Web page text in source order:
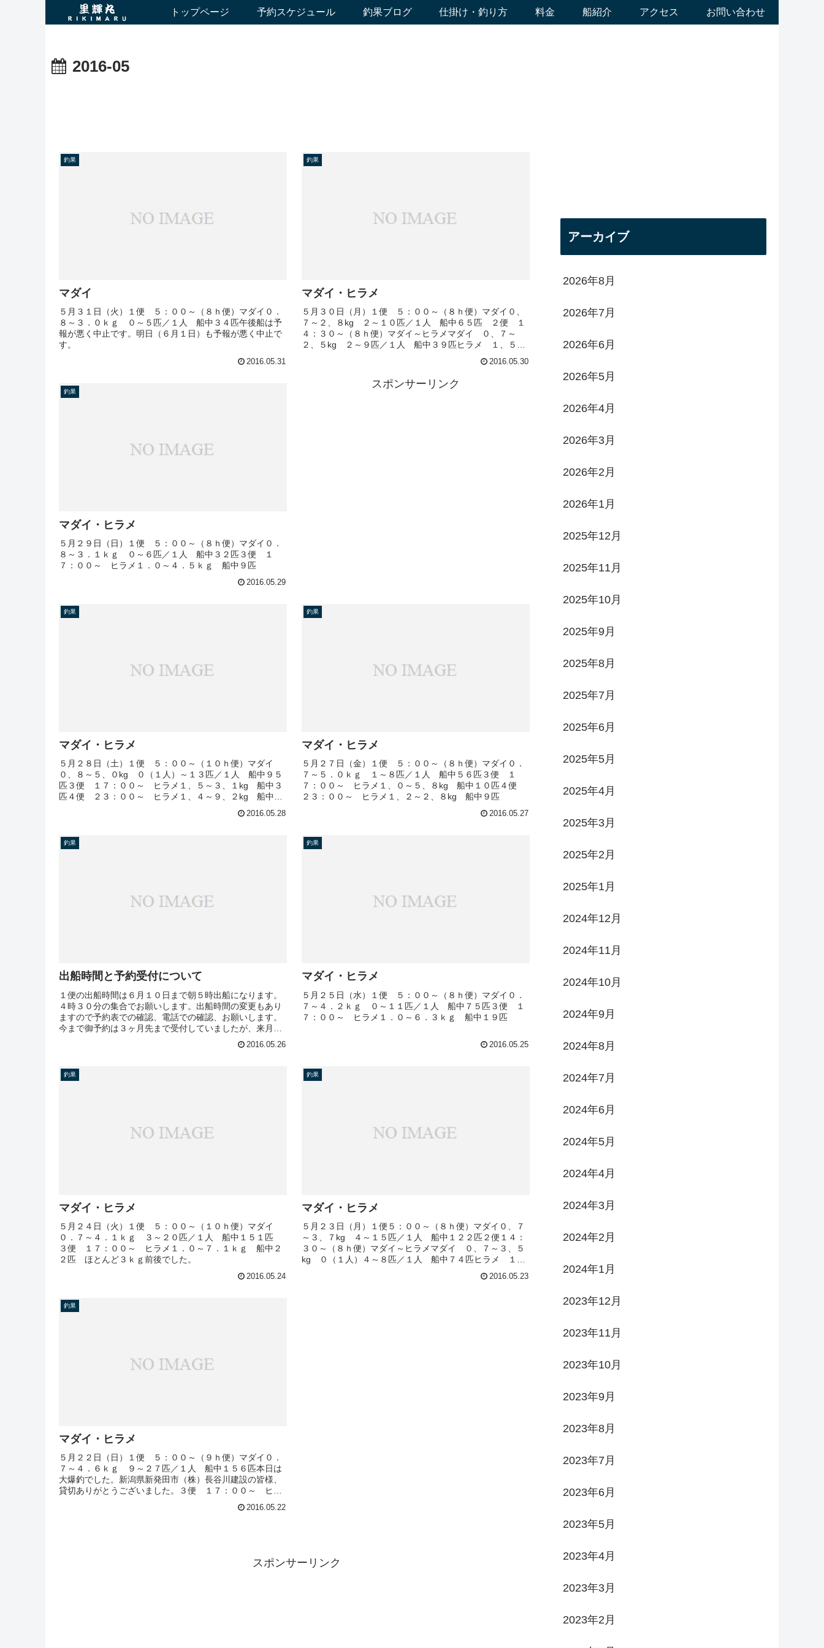
トップページ 予約スケジュール 釣果ブログ 仕掛け・釣り方 料金 船紹介 アクセス お問い合わせ
2016-05
釣果
マダイ
５月３１日（火）１便 ５：００～（８ｈ便）マダイ０．
８～３．０ｋｇ ０～５匹／１人 船中３４匹午後船は予
報が悪く中止です。明日（６月１日）も予報が悪く中止で
す。
2016.05.31
釣果
マダイ・ヒラメ
５月３０日（月）１便 ５：００～（８ｈ便）マダイ０、
７～２、８kg ２～１０匹／１人 船中６５匹 ２便 １
４：３０～（８ｈ便）マダイ～ヒラメマダイ ０、７～
２、５kg ２～９匹／１人 船中３９匹ヒラメ １、５～
2016.05.30
釣果
マダイ・ヒラメ
５月２９日（日）１便 ５：００～（８ｈ便）マダイ０．
８～３．１ｋｇ ０～６匹／１人 船中３２匹３便 １
７：００～ ヒラメ１．０～４．５ｋｇ 船中９匹
2016.05.29
スポンサーリンク
釣果
マダイ・ヒラメ
５月２８日（土）１便 ５：００～（１０ｈ便）マダイ
０、８～５、０kg ０（１人）～１３匹／１人 船中９５
匹３便 １７：００～ ヒラメ１、５～３、１kg 船中３
匹４便 ２３：００～ ヒラメ１、４～９、２kg 船中５
2016.05.28
釣果
マダイ・ヒラメ
５月２７日（金）１便 ５：００～（８ｈ便）マダイ０．
７～５．０ｋｇ １～８匹／１人 船中５６匹３便 １
７：００～ ヒラメ１、０～５、８kg 船中１０匹４便
２３：００～ ヒラメ１、２～２、８kg 船中９匹
2016.05.27
釣果
出船時間と予約受付について
１便の出船時間は６月１０日まで朝５時出船になります。
４時３０分の集合でお願いします。出船時間の変更もあり
ますので予約表での確認、電話での確認、お願いします。
今まで御予約は３ヶ月先まで受付していましたが、来月よ
2016.05.26
釣果
マダイ・ヒラメ
５月２５日（水）１便 ５：００～（８ｈ便）マダイ０．
７～４．２ｋｇ ０～１１匹／１人 船中７５匹３便 １
７：００～ ヒラメ１．０～６．３ｋｇ 船中１９匹
2016.05.25
釣果
マダイ・ヒラメ
５月２４日（火）１便 ５：００～（１０ｈ便）マダイ
０．７～４．１ｋｇ ３～２０匹／１人 船中１５１匹
３便 １７：００～ ヒラメ１．０～７．１ｋｇ 船中２
２匹 ほとんど３ｋｇ前後でした。
2016.05.24
釣果
マダイ・ヒラメ
５月２３日（月）１便５：００～（８ｈ便）マダイ０、７
～３、７kg ４～１５匹／１人 船中１２２匹２便１４：
３０～（８ｈ便）マダイ～ヒラメマダイ ０、７～３、５
kg ０（１人）４～８匹／１人 船中７４匹ヒラメ １、
2016.05.23
釣果
マダイ・ヒラメ
５月２２日（日）１便 ５：００～（９ｈ便）マダイ０．
７～４．６ｋｇ ９～２７匹／１人 船中１５６匹本日は
大爆釣でした。新潟県新発田市（株）長谷川建設の皆様、
貸切ありがとうございました。３便 １７：００～ ヒラ
2016.05.22
スポンサーリンク
アーカイブ
2026年8月
2026年7月
2026年6月
2026年5月
2026年4月
2026年3月
2026年2月
2026年1月
2025年12月
2025年11月
2025年10月
2025年9月
2025年8月
2025年7月
2025年6月
2025年5月
2025年4月
2025年3月
2025年2月
2025年1月
2024年12月
2024年11月
2024年10月
2024年9月
2024年8月
2024年7月
2024年6月
2024年5月
2024年4月
2024年3月
2024年2月
2024年1月
2023年12月
2023年11月
2023年10月
2023年9月
2023年8月
2023年7月
2023年6月
2023年5月
2023年4月
2023年3月
2023年2月